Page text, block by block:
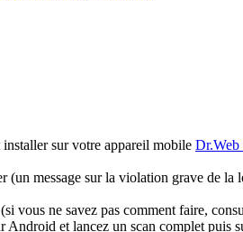
sur votre appareil mobile
message sur la violation grave de
vous ne savez pas comment faire,
et lancez un scan complet puis